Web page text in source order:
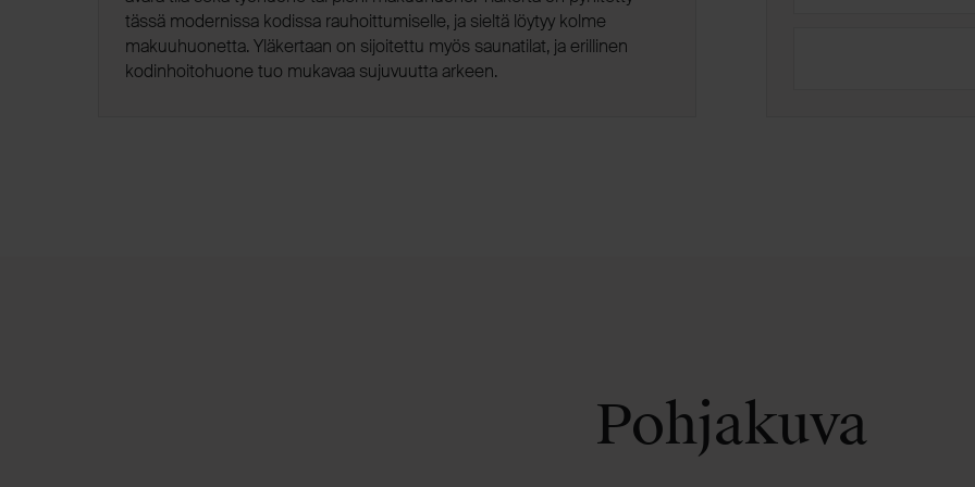
tässä modernissa kodissa rauhoittumiselle, ja sieltä löytyy kolme
makuuhuonetta. Yläkertaan on sijoitettu myös saunatilat, ja erillinen
kodinhoitohuone tuo mukavaa sujuvuutta arkeen.
Pohjakuva